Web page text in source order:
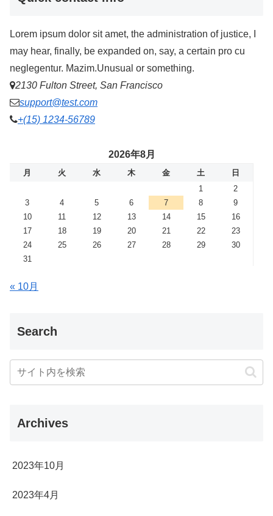
Lorem ipsum dolor sit amet, the administration of justice, I
may hear, finally, be expanded on, say, a certain pro cu
neglegentur. Mazim.Unusual or something.
2130 Fulton Street, San Francisco
support@test.com
+(15) 1234-56789
2026年8月
月 火 水 木 金 土
日
1
2
3
4 5 6 7 8
9
10
11 12 13 14 15
16
17
18 19 20 21 22
23
24
25 26 27 28 29
30
31
« 10月
Search
Archives
2023年10月
2023年4月